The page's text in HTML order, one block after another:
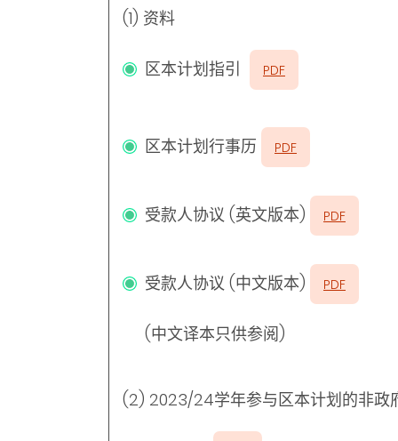
(1) 资料
区本计划指引 PDF
区本计划行事历 PDF
受款人协议 (英文版本) PDF
受款人协议 (中文版本) PDF
(中文译本只供参阅)
(2) 2023/24学年参与区本计划的非政